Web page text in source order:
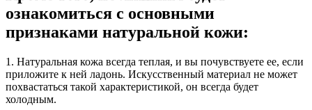
ознакомиться с основными
признаками натуральной кожи:
1. Натуральная кожа всегда теплая, и вы почувствуете ее, если
приложите к ней ладонь. Искусственный материал не может
похвастаться такой характеристикой, он всегда будет
холодным.